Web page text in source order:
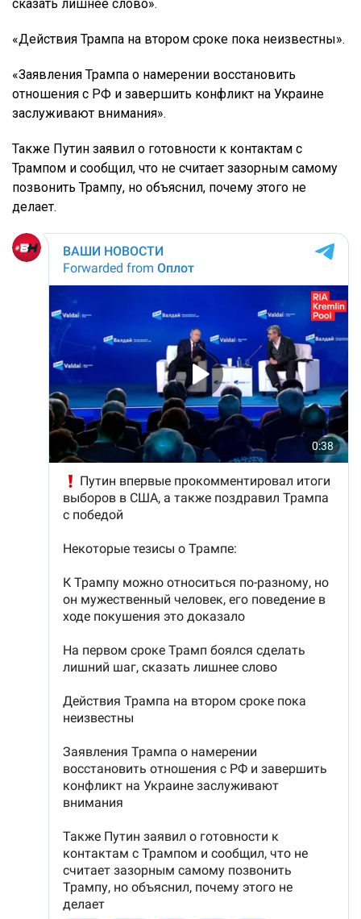
сказать лишнее слово».
«Действия Трампа на втором сроке пока неизвестны».
«Заявления Трампа о намерении восстановить
отношения с РФ и завершить конфликт на Украине
заслуживают внимания».
Также Путин заявил о готовности к контактам с
Трампом и сообщил, что не считает зазорным самому
позвонить Трампу, но объяснил, почему этого не
делает.